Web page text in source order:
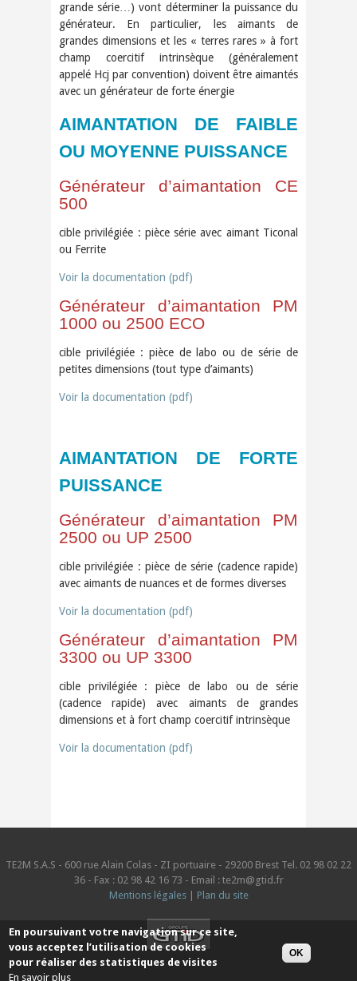
grande série…) vont déterminer la puissance du
générateur. En particulier, les aimants de
grandes dimensions et les « terres rares » à fort
champ coercitif intrinsèque (généralement
appelé Hcj par convention) doivent être aimantés
avec un générateur de forte énergie
AIMANTATION DE FAIBLE
OU MOYENNE PUISSANCE
Générateur d’aimantation CE
500
cible privilégiée : pièce série avec aimant Ticonal
ou Ferrite
Voir la documentation (pdf)
Générateur d’aimantation PM
1000 ou 2500 ECO
cible privilégiée : pièce de labo ou de série de
petites dimensions (tout type d’aimants)
Voir la documentation (pdf)
AIMANTATION DE FORTE
PUISSANCE
Générateur d’aimantation PM
2500 ou UP 2500
cible privilégiée : pièce de série (cadence rapide)
avec aimants de nuances et de formes diverses
Voir la documentation (pdf)
Générateur d’aimantation PM
3300 ou UP 3300
cible privilégiée : pièce de labo ou de série
(cadence rapide) avec aimants de grandes
dimensions et à fort champ coercitif intrinsèque
Voir la documentation (pdf)
TE2M S.A.S - 600 rue Alain Colas - ZI portuaire - 29200 Brest Tel. 02 98 02 22
36 - Fax : 02 98 42 16 73 - Email : te2m@gtid.fr
Mentions légales| Plan du site
En poursuivant votre navigation sur ce site,
vous acceptez l’utilisation de cookies
pour réaliser des statistiques de visites
En savoir plus
OK